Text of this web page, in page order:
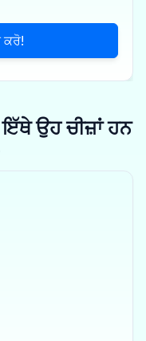
ਕਰੋ!
ਉਹ ਚੀਜ਼ਾਂ ਹਨ